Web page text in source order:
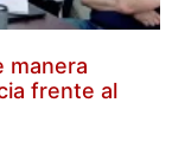
manera
frente al